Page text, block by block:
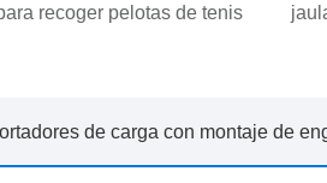
recoger pelotas de tenis
de carga con montaje de